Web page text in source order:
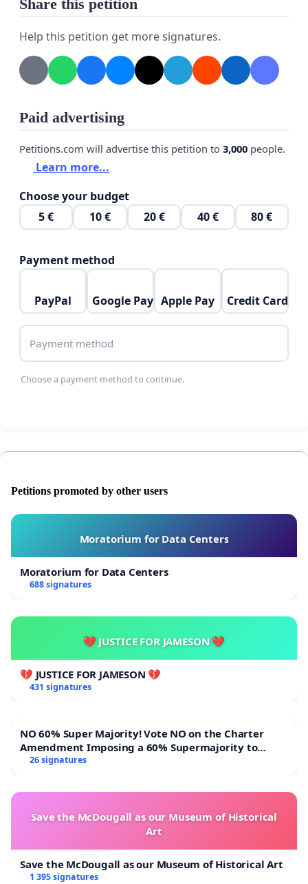
Share this petition
Help this petition get more signatures.
Paid advertising
Petitions.com will advertise this petition to 3,000 people.
Learn more...
Choose your budget
5 €
10 € 20 € 40 € 80 €
Payment method
PayPal Google Pay Apple Pay Credit Card
Payment method
Choose a payment method to continue.
Petitions promoted by other users
Moratorium for Data Centers
Moratorium for Data Centers
688 signatures
💔 JUSTICE FOR JAMESON 💔
💔 JUSTICE FOR JAMESON 💔
431 signatures
NO 60% Super Majority! Vote NO on the Charter
Amendment Imposing a 60% Supermajority to
Overturn Town Meeting Budget Vote
26 signatures
Save the McDougall as our Museum of Historical
Art
Save the McDougall as our Museum of Historical Art
1 395 signatures